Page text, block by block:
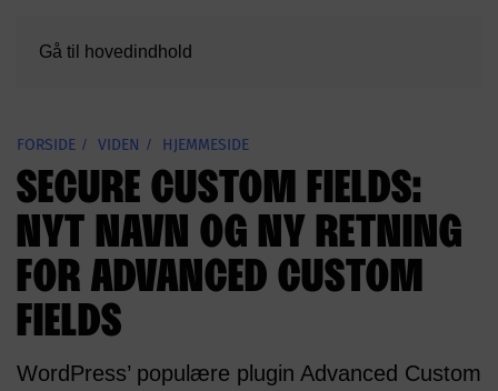
Gå til hovedindhold
FORSIDE VIDEN HJEMMESIDE
SECURE CUSTOM FIELDS:
NYT NAVN OG NY RETNING
FOR ADVANCED CUSTOM
FIELDS
WordPress’ populære plugin Advanced Custom